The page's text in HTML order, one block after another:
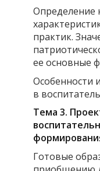
Определение
практик.
ее основные
Особенности
в
Тема 3.
Готовые